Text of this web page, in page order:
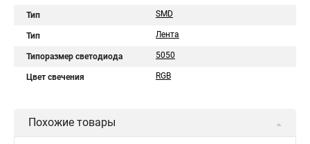
Тип SMD
Тип Лента
Типоразмер светодиода 5050
Цвет свечения RGB
Похожие товары